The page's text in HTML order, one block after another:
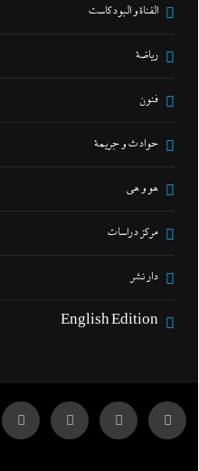
القناة و البودكاست
رياضة
فنون
حوادث و جريمة
هو و هي
مركز دراسات
دار نشر
English Edition